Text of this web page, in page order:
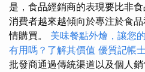
是，食品經銷商的表現要比非
消費者越來越傾向於專注於食
情購買。 美味餐點外燴，讓您
有用嗎？了解其價值 優質記帳
批發商通過傳統渠道以及個人